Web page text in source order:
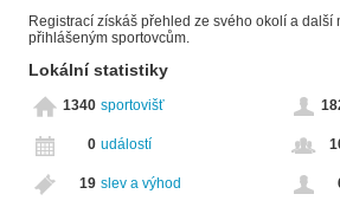
Registrací získáš přehled ze svého okolí a další
přihlášeným sportovcům.
Lokální statistiky
1340 sportovišť
0 událostí
19 slev a výhod